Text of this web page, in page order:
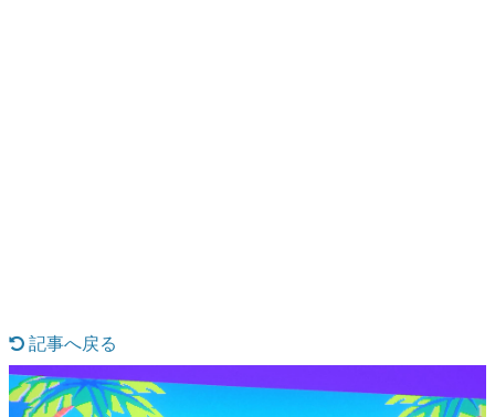
具体的な形から解き明かしていく、硬派で骨太な評論連載
です。
記事へ戻る